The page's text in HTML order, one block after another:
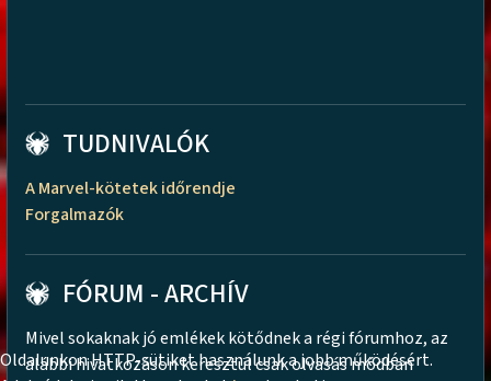
TUDNIVALÓK
A Marvel-kötetek időrendje
Forgalmazók
FÓRUM - ARCHÍV
Mivel sokaknak jó emlékek kötődnek a régi fórumhoz, az
alábbi hivatkozáson keresztül csak olvasás módban
Oldalunkon HTTP-sütiket használunk a jobb működésért.